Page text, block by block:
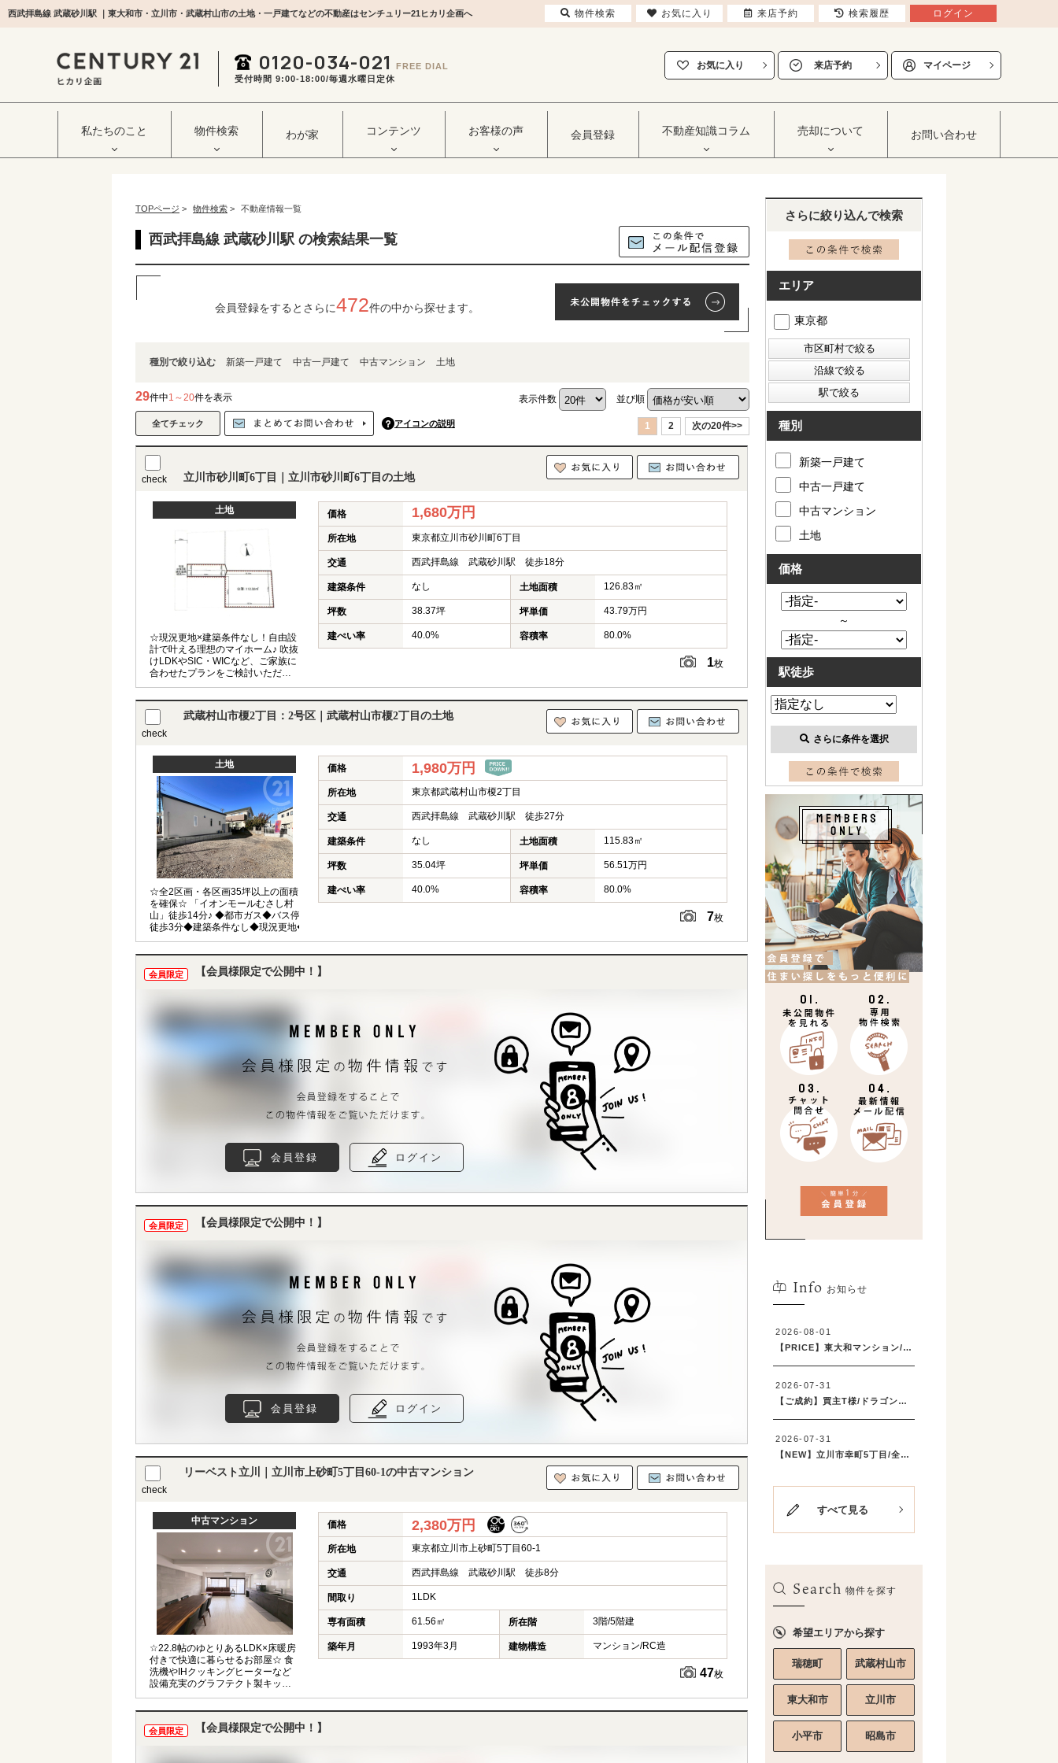
西武拝島線 武蔵砂川駅 ｜東大和市・立川市・武蔵村山市の土地・一戸建てなどの不動産はセンチュリー21ヒカリ企画へ
0120-034-021
FREE DIAL
受付時間 9:00‐18:00/毎週水曜日定休
お気に入り 来店予約 マイページ
私たちのこと 物件検索 わが家 コンテンツ お客様の声 会員登録 不動産知識コラム 売却について お問い合わせ
TOPページ > 物件検索 > 不動産情報一覧
西武拝島線 武蔵砂川駅 の検索結果一覧
会員登録をするとさらに472件の中から探せます。
種別で絞り込む 新築一戸建て 中古一戸建て 中古マンション 土地
29件中1～20件を表示 表示件数 並び順
アイコンの説明
新情報 2週間以内の新規公開物件
毎土日祝 売出現地・オープンハウス開催中
360°パノラマツアー公開中
すぐ見れる 完成済みや空家のお家を気軽に内見
1 2 次の20件>>
check 立川市砂川町6丁目｜立川市砂川町6丁目の土地
土地
☆現況更地×建築条件なし！自由設
計で叶える理想のマイホーム♪ 吹抜
けLDKやSIC・WICなど、ご家族に
合わせたプランをご検討いただけ
ます！ ◆都市ガス◆公園徒歩4分◆
価格 1,680万円
所在地 東京都立川市砂川町6丁目
交通 西武拝島線 武蔵砂川駅 徒歩18分
建築条件 なし 土地面積 126.83㎡
坪数 38.37坪 坪単価 43.79万円
建ぺい率 40.0% 容積率 80.0%
1枚
check
武蔵村山市榎2丁目：2号区｜武蔵村山市榎2丁目の土地
土地
☆全2区画・各区画35坪以上の面積
を確保☆ 「イオンモールむさし村
山」徒歩14分♪ ◆都市ガス◆バス停
徒歩3分◆建築条件なし◆現況更地◆
価格 1,980万円
所在地 東京都武蔵村山市榎2丁目
交通 西武拝島線 武蔵砂川駅 徒歩27分
建築条件 なし 土地面積 115.83㎡
坪数 35.04坪 坪単価 56.51万円
建ぺい率 40.0% 容積率 80.0%
7枚
会員限定 【会員様限定で公開中！】
会員登録 ログイン
会員限定 【会員様限定で公開中！】
会員登録 ログイン
check
リーベスト立川｜立川市上砂町5丁目60-1の中古マンション
中古マンション
☆22.8帖のゆとりあるLDK×床暖房
付きで快適に暮らせるお部屋☆ 食
洗機やIHクッキングヒーターなど
設備充実のグラフテクト製キッチ
ンを採用♪ ◆「武蔵砂川」駅徒歩8
可（細則あり）◆都市ガス◆
価格 2,380万円
所在地 東京都立川市上砂町5丁目60-1
交通 西武拝島線 武蔵砂川駅 徒歩8分
間取り 1LDK
専有面積 61.56㎡ 所在階 3階/5階建
築年月 1993年3月 建物構造 マンション/RC造
47枚
会員限定 【会員様限定で公開中！】
さらに絞り込んで検索
エリア
東京都
種別
新築一戸建て
中古一戸建て
中古マンション
土地
価格
～
駅徒歩
さらに条件を選択
Info お知らせ
すべて見る
Search 物件を探す
希望エリアから探す
瑞穂町 武蔵村山市
東大和市 立川市
小平市 昭島市
物件検索 お気に入り 来店予約 検索履歴 ログイン